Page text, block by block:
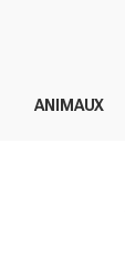
ANIMAUX